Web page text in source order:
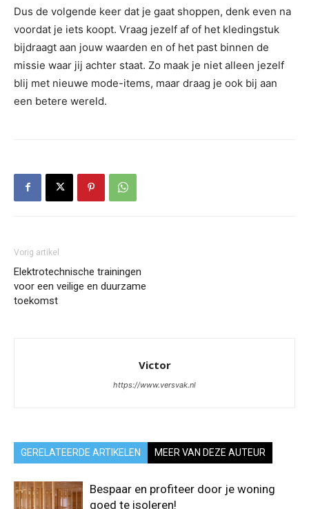
Dus de volgende keer dat je gaat shoppen, denk even na
voordat je iets koopt. Vraag jezelf af of het kledingstuk
bijdraagt aan jouw waarden en of het past binnen de
missie waar jij achter staat. Zo maak je niet alleen jezelf
blij met nieuwe mode-items, maar draag je ook bij aan
een betere wereld.
Vorig artikel
Elektrotechnische trainingen
voor een veilige en duurzame
toekomst
Victor
https://www.versvak.nl
GERELATEERDE ARTIKELEN MEER VAN DEZE AUTEUR
Bespaar en profiteer door je woning
goed te isoleren!